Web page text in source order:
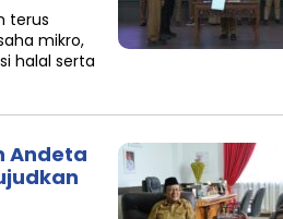
terus
mikro,
halal serta
Andeta